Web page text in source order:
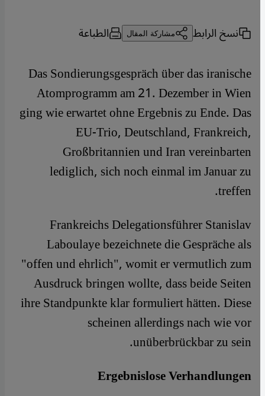
نسخ الرابط مشاركة المقال الطباعة
​​Das Sondierungsgespräch über das iranische
Atomprogramm am 21. Dezember in Wien
ging wie erwartet ohne Ergebnis zu Ende. Das
EU-Trio, Deutschland, Frankreich,
Großbritannien und Iran vereinbarten
lediglich, sich noch einmal im Januar zu
treffen.
Frankreichs Delegationsführer Stanislav
Laboulaye bezeichnete die Gespräche als
"offen und ehrlich", womit er vermutlich zum
Ausdruck bringen wollte, dass beide Seiten
ihre Standpunkte klar formuliert hätten. Diese
scheinen allerdings nach wie vor
unüberbrückbar zu sein.
Ergebnislose Verhandlungen